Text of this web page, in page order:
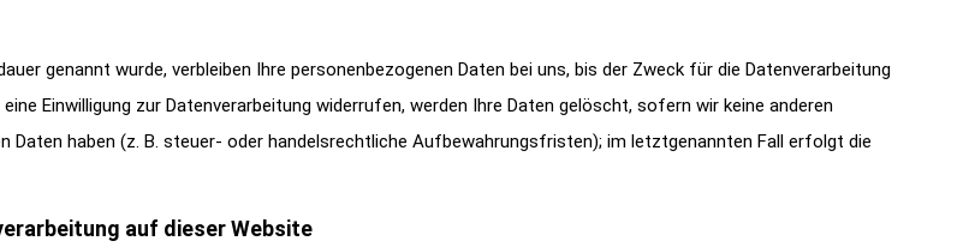
genannt wurde, verbleiben Ihre personenbezogenen Daten bei uns, bis der Zweck für die Datenverarbeitung
Einwilligung zur Datenverarbeitung widerrufen, werden Ihre Daten gelöscht, sofern wir keine anderen
Daten haben (z. B. steuer- oder handelsrechtliche Aufbewahrungsfristen); im letztgenannten Fall erfolgt die
auf dieser Website